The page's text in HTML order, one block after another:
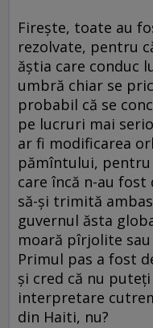
Fireşte, toate au
rezolvate, pentru
ăştia care conduc
umbră chiar se
probabil că se
pe lucruri mai
ar fi modificarea
pămîntului, pentru
care încă n-au fost
să-şi trimită
guvernul ăsta
moară pîrjolite
Primul pas a fost
şi cred că nu
interpretare
din Haiti, nu?